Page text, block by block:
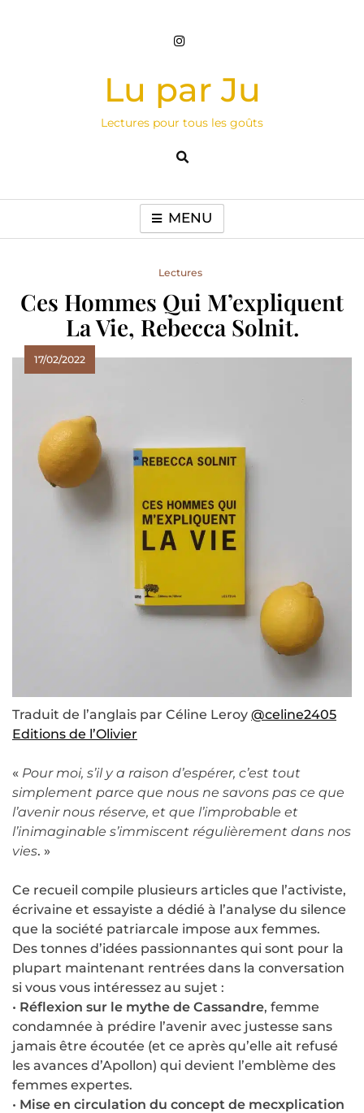
Lu par Ju
Lectures pour tous les goûts
MENU
Lectures
Ces Hommes Qui M’expliquent
La Vie, Rebecca Solnit.
17/02/2022
Traduit de l’anglais par Céline Leroy @celine2405
Editions de l’Olivier
« Pour moi, s’il y a raison d’espérer, c’est tout
simplement parce que nous ne savons pas ce que
l’avenir nous réserve, et que l’improbable et
l’inimaginable s’immiscent régulièrement dans nos
vies. »
Ce recueil compile plusieurs articles que l’activiste,
écrivaine et essayiste a dédié à l’analyse du silence
que la société patriarcale impose aux femmes.
Des tonnes d’idées passionnantes qui sont pour la
plupart maintenant rentrées dans la conversation
si vous vous intéressez au sujet :
• Réflexion sur le mythe de Cassandre, femme
condamnée à prédire l’avenir avec justesse sans
jamais être écoutée (et ce après qu’elle ait refusé
les avances d’Apollon) qui devient l’emblème des
femmes expertes.
• Mise en circulation du concept de mecxplication